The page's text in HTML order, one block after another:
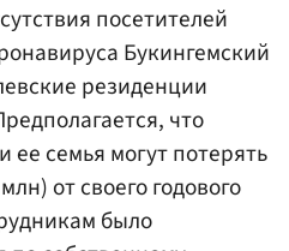
посетителей
Букингемский
резиденции
что
ее семья могут потерять
от своего годового
было